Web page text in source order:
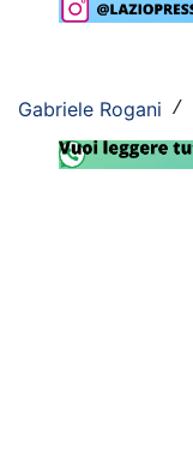
Primavera
Lazio Women
Gabriele Rogani /